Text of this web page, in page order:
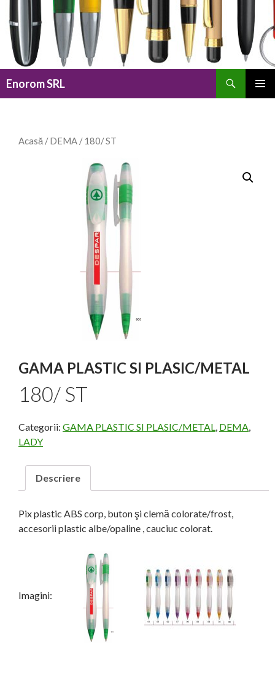
Enorom SRL
Acasă /DEMA / 180/ ST
GAMA PLASTIC SI PLASIC/METAL
180/ ST
Categorii: GAMA PLASTIC SI PLASIC/METAL DEMA
LADY
Descriere
Pix plastic ABS corp, buton şi clemă colorate/frost,
accesorii plastic albe/opaline , cauciuc colorat.
Imagini: